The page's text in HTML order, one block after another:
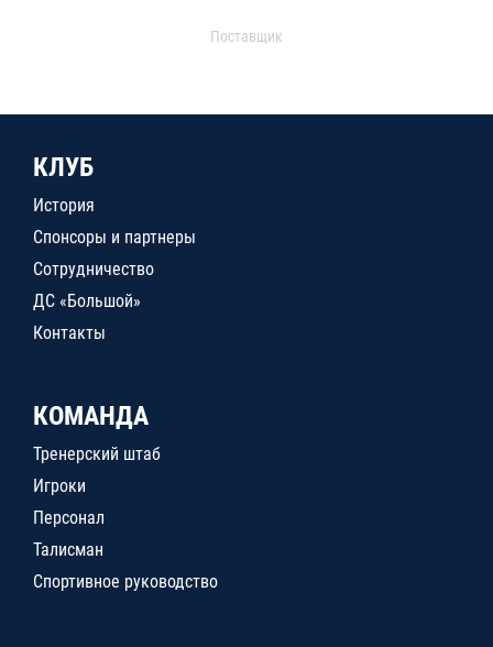
Поставщик
КЛУБ
История
Спонсоры и партнеры
Сотрудничество
ДС «Большой»
Контакты
КОМАНДА
Тренерский штаб
Игроки
Персонал
Талисман
Спортивное руководство